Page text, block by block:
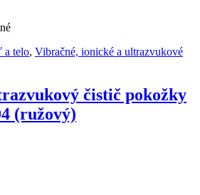
a telo, Vibračné, ionické a ultrazvukové
čistič pokožky
(ružový)